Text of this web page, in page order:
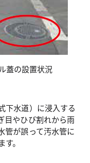
蓋の設置状況
下水道）に浸入する
目やひび割れから雨
管が誤って汚水管に
。